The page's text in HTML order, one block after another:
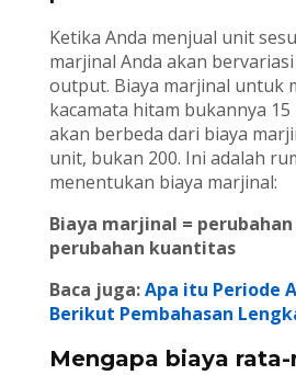
Ketika Anda menjual unit
marjinal Anda akan
output. Biaya marjinal untuk
kacamata hitam bukannya
akan berbeda dari biaya
unit, bukan 200. Ini adalah
menentukan biaya marjinal:
Biaya marjinal =
perubahan kuantitas
Baca juga:Apa itu Periode
Berikut Pembahasan
Mengapa biaya rata-